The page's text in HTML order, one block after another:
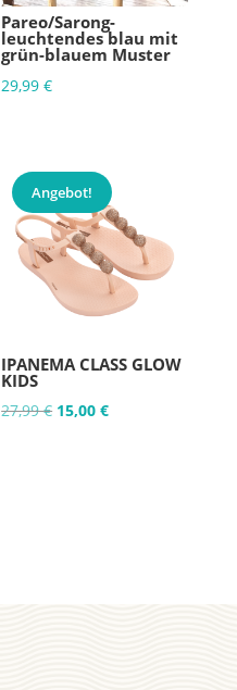
Pareo/Sarong-
leuchtendes blau mit
grün-blauem Muster
29,99€
Angebot!
IPANEMA CLASS GLOW
KIDS
27,99€ Ursprünglicher
15,00€Aktueller